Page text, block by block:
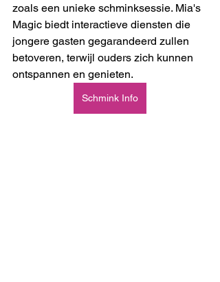
zoals een unieke schminksessie. Mia's
Magic biedt interactieve diensten die
jongere gasten gegarandeerd zullen
betoveren, terwijl ouders zich kunnen
ontspannen en genieten.
Schmink Info